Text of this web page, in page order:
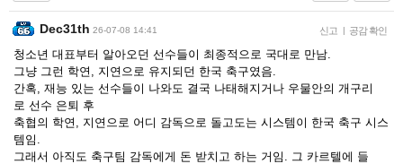
Dec31th 26-07-08 14:41 신고 | 공감 확인
청소년 대표부터 알아오던 선수들이 최종적으로 국대로 만남.
그냥 그런 학연, 지연으로 유지되던 한국 축구였음.
간혹, 재능 있는 선수들이 나와도 결국 나태해지거나 우물안의 개구리
로 선수 은퇴 후
축협의 학연, 지연으로 어디 감독으로 돌고도는 시스템이 한국 축구 시스
템임.
그래서 아직도 축구팀 감독에게 돈 받치고 하는 거임. 그 카르텔에 들